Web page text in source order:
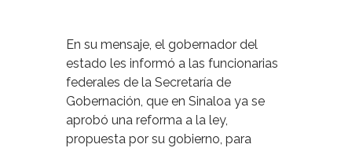
En su mensaje, el gobernador del
estado les informó a las funcionarias
federales de la Secretaría de
Gobernación, que en Sinaloa ya se
aprobó una reforma a la ley,
propuesta por su gobierno, para